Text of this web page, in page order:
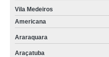
Vila Medeiros
Americana
Araraquara
Araçatuba